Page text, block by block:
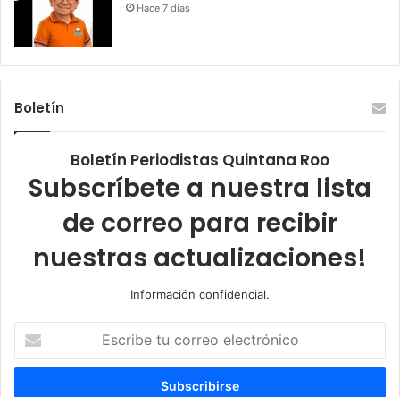
Hace 7 días
Boletín
Boletín Periodistas Quintana Roo
Subscríbete a nuestra lista
de correo para recibir
nuestras actualizaciones!
Información confidencial.
correo